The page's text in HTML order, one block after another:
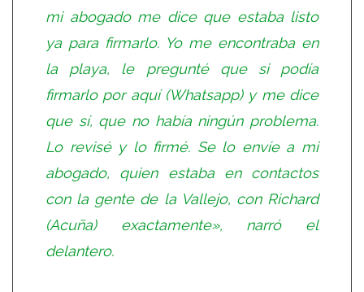
mi abogado me dice que estaba listo
ya para firmarlo. Yo me encontraba en
la playa, le pregunté que si podía
firmarlo por aquí (Whatsapp) y me dice
que sí, que no había ningún problema.
Lo revisé y lo firmé. Se lo envíe a mi
abogado, quien estaba en contactos
con la gente de la Vallejo, con Richard
(Acuña) exactamente», narró el
delantero.